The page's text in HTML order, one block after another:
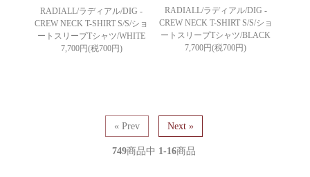
RADIALL/ラディアル/DIG -
CREW NECK T-SHIRT S/S/ショ
ートスリーブTシャツ/WHITE
7,700円(税700円)
RADIALL/ラディアル/DIG -
CREW NECK T-SHIRT S/S/ショ
ートスリーブTシャツ/BLACK
7,700円(税700円)
« Prev Next »
749商品中 1-16商品